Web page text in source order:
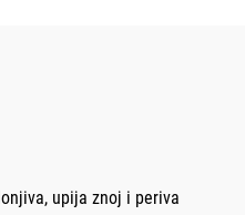
upija znoj i periva